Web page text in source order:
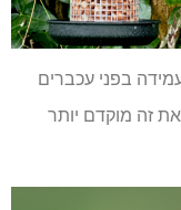
בפני עכברים